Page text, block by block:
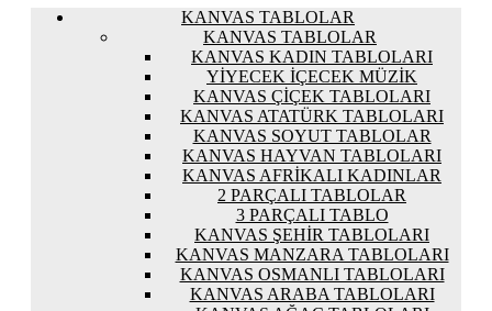
KANVAS TABLOLAR
KANVAS TABLOLAR
KANVAS KADIN TABLOLARI
YIYECEK İÇECEK MÜZIK
KANVAS ÇIÇEK TABLOLARI
KANVAS ATATÜRK TABLOLARI
KANVAS SOYUT TABLOLAR
KANVAS HAYVAN TABLOLARI
KANVAS AFRIKALI KADINLAR
2 PARÇALI TABLOLAR
3 PARÇALI TABLO
KANVAS ŞEHIR TABLOLARI
KANVAS MANZARA TABLOLARI
KANVAS OSMANLI TABLOLARI
KANVAS ARABA TABLOLARI